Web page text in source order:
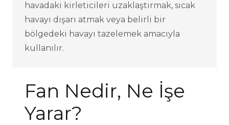
havadaki kirleticileri uzaklaştırmak, sıcak
havayı dışarı atmak veya belirli bir
bölgedeki havayı tazelemek amacıyla
kullanılır.
Fan Nedir, Ne İşe
Yarar?